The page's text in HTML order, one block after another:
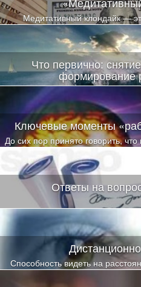
Медитативный клондайк —
Что первично:
формирование
Что работает — снятие
реальности? Это ключевой
Ключевые моменты
До сих пор принято говорить,
за знаниями, а те глубоко
книгах и
Ответы на
Способность видеть на